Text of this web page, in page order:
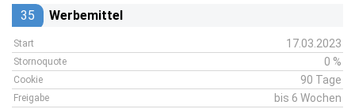
35 Werbemittel
Start 17.03.2023
Stornoquote 0 %
Cookie 90 Tage
Freigabe bis 6 Wochen